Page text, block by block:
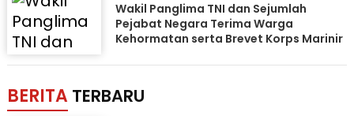
Wakil Panglima TNI dan Sejumlah
Pejabat Negara Terima Warga
Kehormatan serta Brevet Korps Marinir
BERITA TERBARU